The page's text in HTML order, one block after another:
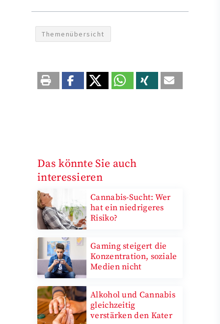
Themenübersicht
Das könnte Sie auch
interessieren
Cannabis-Sucht: Wer
hat ein niedrigeres
Risiko?
Gaming steigert die
Konzentration, soziale
Medien nicht
Alkohol und Cannabis
gleichzeitig
verstärken den Kater